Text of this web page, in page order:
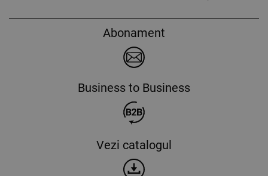
Abonament
Business to Business
Vezi catalogul